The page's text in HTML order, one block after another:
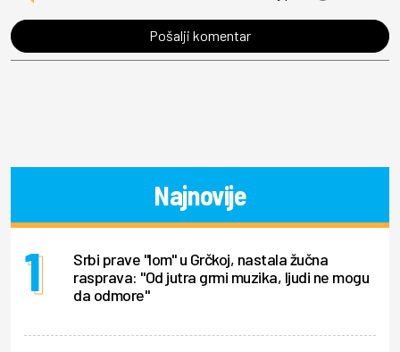
Pošalji komentar
Najnovije
Srbi prave "lom" u Grčkoj, nastala žučna
rasprava: "Od jutra grmi muzika, ljudi ne mogu
da odmore"